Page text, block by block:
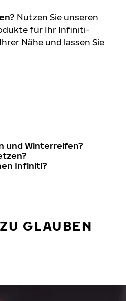
Nutzen Sie unseren
für Ihr Infiniti-
Nähe und lassen Sie
und Winterreifen?
Infiniti?
GLAUBEN